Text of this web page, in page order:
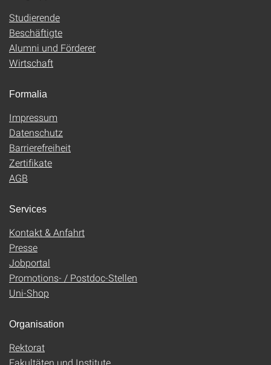
Studierende
Beschäftigte
Alumni und Förderer
Wirtschaft
Formalia
Impressum
Datenschutz
Barrierefreiheit
Zertifikate
AGB
Services
Kontakt & Anfahrt
Presse
Jobportal
Promotions- / Postdoc-Stellen
Uni-Shop
Organisation
Rektorat
Fakultäten und Institute